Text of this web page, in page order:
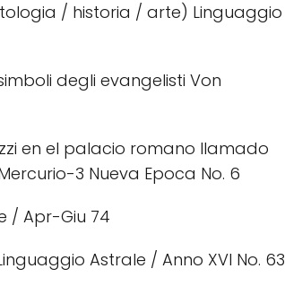
/ historia / arte) Linguaggio
degli evangelisti Von
en el palacio romano llamado
3 Nueva Epoca No. 6
/ Apr-Giu 74
Astrale / Anno XVI No. 63